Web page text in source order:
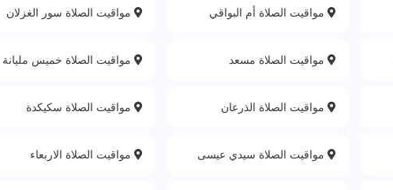
مواقيت الصلاة أم البواقي مواقيت الصلاة سور الغزلان
مواقيت الصلاة مسعد مواقيت الصلاة خميس مليانة
مواقيت الصلاة الذرعان مواقيت الصلاة سكيكدة
مواقيت الصلاة سيدي عيسى مواقيت الصلاة الاربعاء